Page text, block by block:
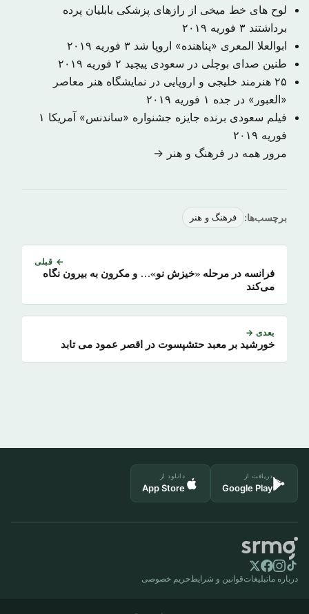
لوح های خط میخی از رازهای پزشکی بابلیان پرده
برداشتند ۳ فوریه ۲۰۱۹
ابوالعلا المعری «پناهنده» اروپا شد ۳ فوریه ۲۰۱۹
طنین صدای بوچلی در سعودی پیچید ۲ فوریه ۲۰۱۹
۲۵ هنرمند خلیجی و اروپایی در نمایشگاه هنر معاصر
«العبور» در جده ۱ فوریه ۲۰۱۹
فیلم سعودی برنده جایزه جشنواره «ساندنس» آمریکا ۱
فوریه ۲۰۱۹
مرور همه در فرهنگ و هنر →
برچسب‌ها: فرهنگ و هنر
← قبلی
فرانسه در مرحله «خیزش نو»… و مکرون به بیرون نگاه
می‌کند
بعدی →
خورشید بر معبد حتشپسوت در اقصر عمود می تابد
دریافت از
Google Play
دانلود از
App Store
درباره ماتبلیغاتقوانین و شرایطحریم خصوصی